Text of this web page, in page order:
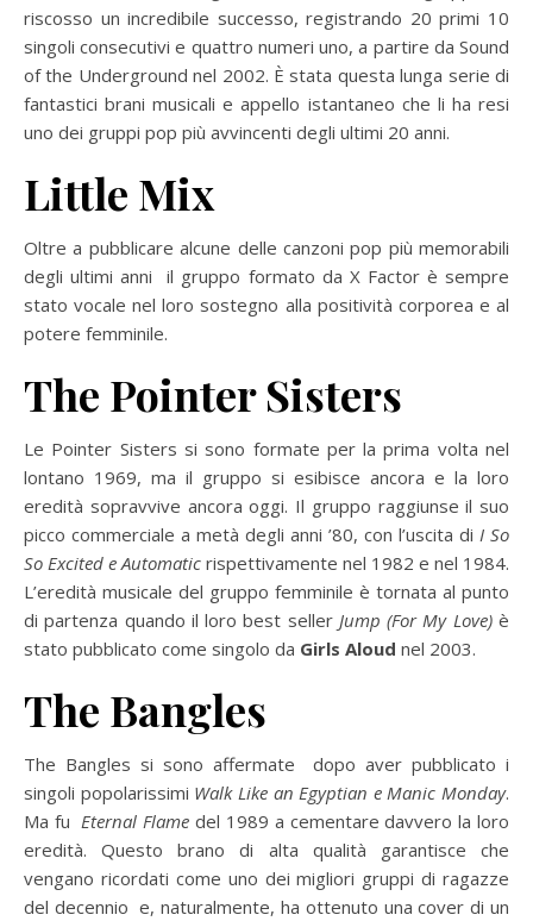
riscosso un incredibile successo, registrando 20 primi 10
singoli consecutivi e quattro numeri uno, a partire da Sound
of the Underground nel 2002. È stata questa lunga serie di
fantastici brani musicali e appello istantaneo che li ha resi
uno dei gruppi pop più avvincenti degli ultimi 20 anni.
Little Mix
Oltre a pubblicare alcune delle canzoni pop più memorabili
degli ultimi anni il gruppo formato da X Factor è sempre
stato vocale nel loro sostegno alla positività corporea e al
potere femminile.
The Pointer Sisters
Le Pointer Sisters si sono formate per la prima volta nel
lontano 1969, ma il gruppo si esibisce ancora e la loro
eredità sopravvive ancora oggi. Il gruppo raggiunse il suo
picco commerciale a metà degli anni ’80, con l’uscita di I So
So Excited e Automatic rispettivamente nel 1982 e nel 1984.
L’eredità musicale del gruppo femminile è tornata al punto
di partenza quando il loro best seller Jump (For My Love)è
stato pubblicato come singolo da Girls Aloud nel 2003.
The Bangles
The Bangles si sono affermate dopo aver pubblicato i
singoli popolarissimi Walk Like an Egyptian e Manic Monday.
Ma fu Eternal Flame del 1989 a cementare davvero la loro
eredità. Questo brano di alta qualità garantisce che
vengano ricordati come uno dei migliori gruppi di ragazze
del decennio e, naturalmente, ha ottenuto una cover di un